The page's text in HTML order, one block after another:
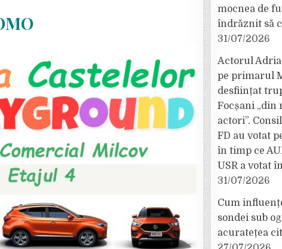
mocnea de
îndrăznit să
31/07/2026
Actorul
pe primarul
desființat
Focșani „din
actori”.
FD au votat
în timp ce
USR a votat
31/07/2026
Cum
sondei sub
acuratețea